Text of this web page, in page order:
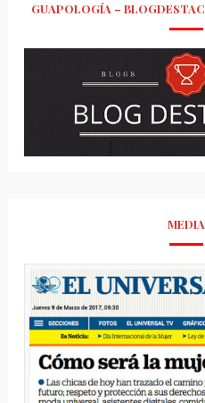
GUAPOLOGÍA –
MEDIA